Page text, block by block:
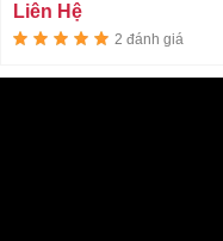
Liên Hệ
2 đánh giá